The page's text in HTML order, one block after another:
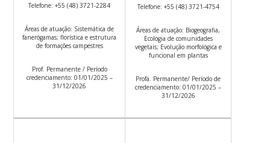
Telefone: +55 (48) 3721-2284
Áreas de atuação: Sistemática de
fanerógamas; florística e estrutura
de formações campestres
Prof. Permanente / Período
credenciamento: 01/01/2025 –
31/12/2026
Telefone: +55 (48) 3721-4754
Áreas de atuação: Biogeografia,
Ecologia de comunidades
vegetais; Evolução morfológica e
funcional em plantas
Profa. Permanente/ Período de
credenciamento: 01/01/2025 –
31/12/2026